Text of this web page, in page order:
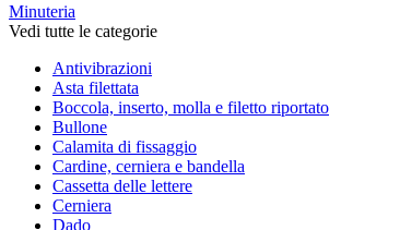
Minuteria
Vedi tutte le categorie
Antivibrazioni
Asta filettata
Boccola, inserto, molla e filetto riportato
Bullone
Calamita di fissaggio
Cardine, cerniera e bandella
Cassetta delle lettere
Cerniera
Dado